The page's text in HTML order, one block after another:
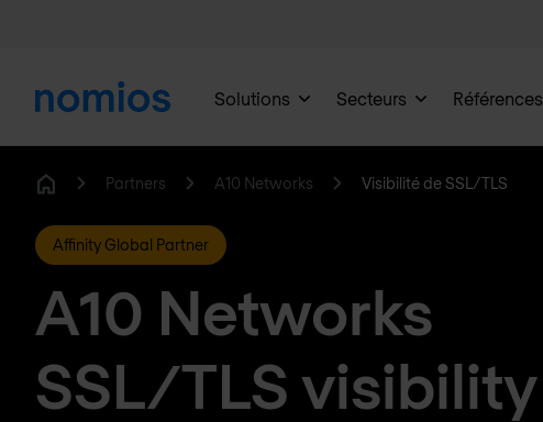
Solutions Secteurs Références
Partners A10 Networks Visibilité de SSL/TLS
Affinity Global Partner
A10 Networks
SSL/TLS visibility